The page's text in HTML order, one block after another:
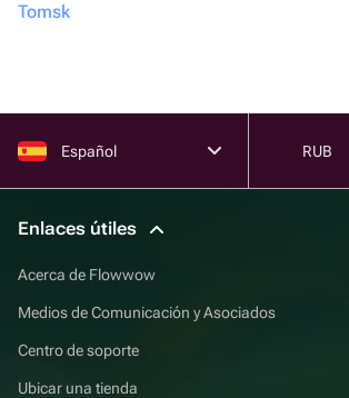
Tomsk
Español RUB
Enlaces útiles
Acerca de Flowwow
Medios de Comunicación y Asociados
Centro de soporte
Ubicar una tienda